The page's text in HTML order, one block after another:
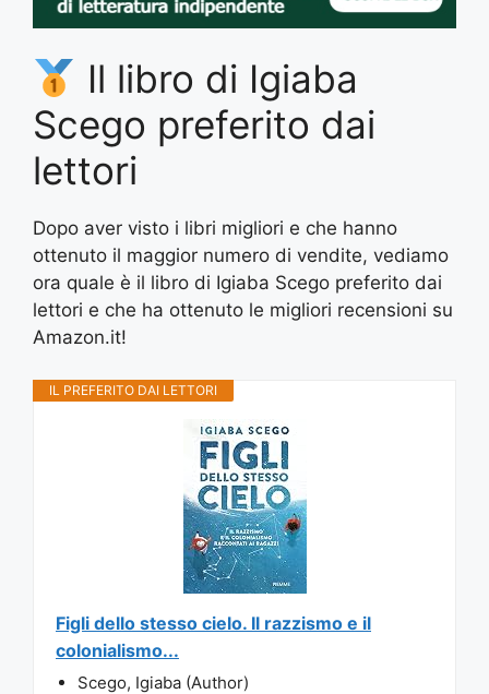
Il libro di Igiaba
Scego preferito dai
lettori
Dopo aver visto i libri migliori e che hanno
ottenuto il maggior numero di vendite, vediamo
ora quale è il libro di Igiaba Scego preferito dai
lettori e che ha ottenuto le migliori recensioni su
Amazon.it!
IL PREFERITO DAI LETTORI
Figli dello stesso cielo. Il razzismo e il
colonialismo...
Scego, Igiaba (Author)